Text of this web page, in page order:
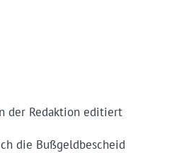
der Redaktion editiert
die Bußgeldbescheid